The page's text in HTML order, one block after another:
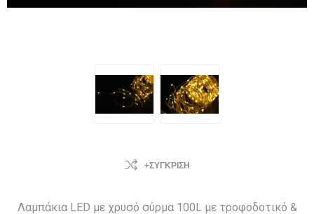
+ΣΎΓΚΡΙΣΗ
Λαμπάκια LED με χρυσό σύρμα 100L με τροφοδοτικό &